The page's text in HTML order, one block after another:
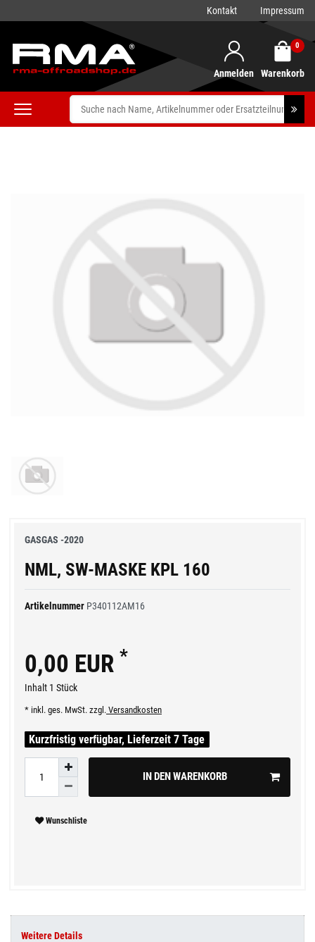
Kontakt Impressum
Anmelden
0
Warenkorb
GASGAS -2020
NML, SW-MASKE KPL 160
Artikelnummer P340112AM16
0,00 EUR *
Inhalt 1 Stück
* inkl. ges. MwSt. zzgl. Versandkosten
Kurzfristig verfügbar, Lieferzeit 7 Tage
IN DEN WARENKORB
Wunschliste
Weitere Details